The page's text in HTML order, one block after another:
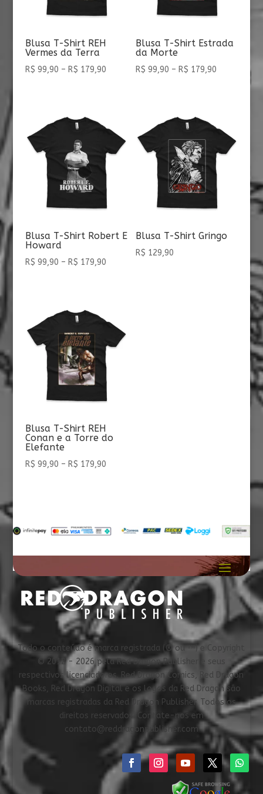
Blusa T-Shirt REH
Vermes da Terra
R$ 99,90 – R$ 179,90Faixa
através
R$ 179,90
Blusa T-Shirt Estrada
da Morte
R$ 99,90 – R$ 179,90
através
R$ 179,90
Blusa T-Shirt Robert E
Howard
R$ 99,90 – R$ 179,90Faixa
através
R$ 179,90
Blusa T-Shirt Gringo
R$ 129,90
Blusa T-Shirt REH
Conan e a Torre do
Elefante
R$ 99,90 – R$ 179,90Faixa
através
Todo o conteúdo é marca registrada (® ou ™) e Copyright
© 2012 - 2026 pela Red Dragon Publisher e seus
respectivos licenciadores. Red Dragon Comics, Red Dragon
Books, Red Dragon Digital e os logos da Red Dragon são
marcas registradas da Red Dragon Publisher. Todos os
direitos reservados. Contate-nos em
contato@reddragonpublisher.com